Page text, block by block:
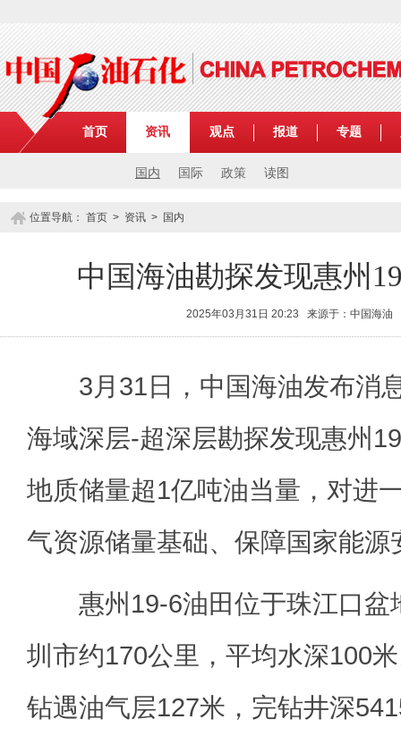
首页 资讯
国内 国际 政策 读图
观点 报道 专题
位置导航： 首页 > 资讯 > 国内
中国海油勘探发现惠州
2025年03月31日 20:23 来源于：中国海油
3月31日，中国海油发布消
海域深层-超深层勘探发现惠州
地质储量超1亿吨油当量，对进
气资源储量基础、保障国家能源
惠州19-6油田位于珠江口盆
圳市约170公里，平均水深100
钻遇油气层127米，完钻井深